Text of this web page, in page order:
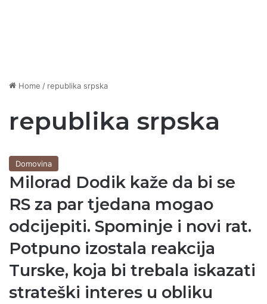
Home / republika srpska
republika srpska
Domovina
Milorad Dodik kaže da bi se
RS za par tjedana mogao
odcijepiti. Spominje i novi rat.
Potpuno izostala reakcija
Turske, koja bi trebala iskazati
strateški interes u obliku